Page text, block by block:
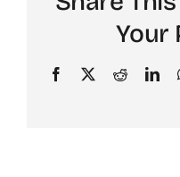
Your
Facebook
X Reddit